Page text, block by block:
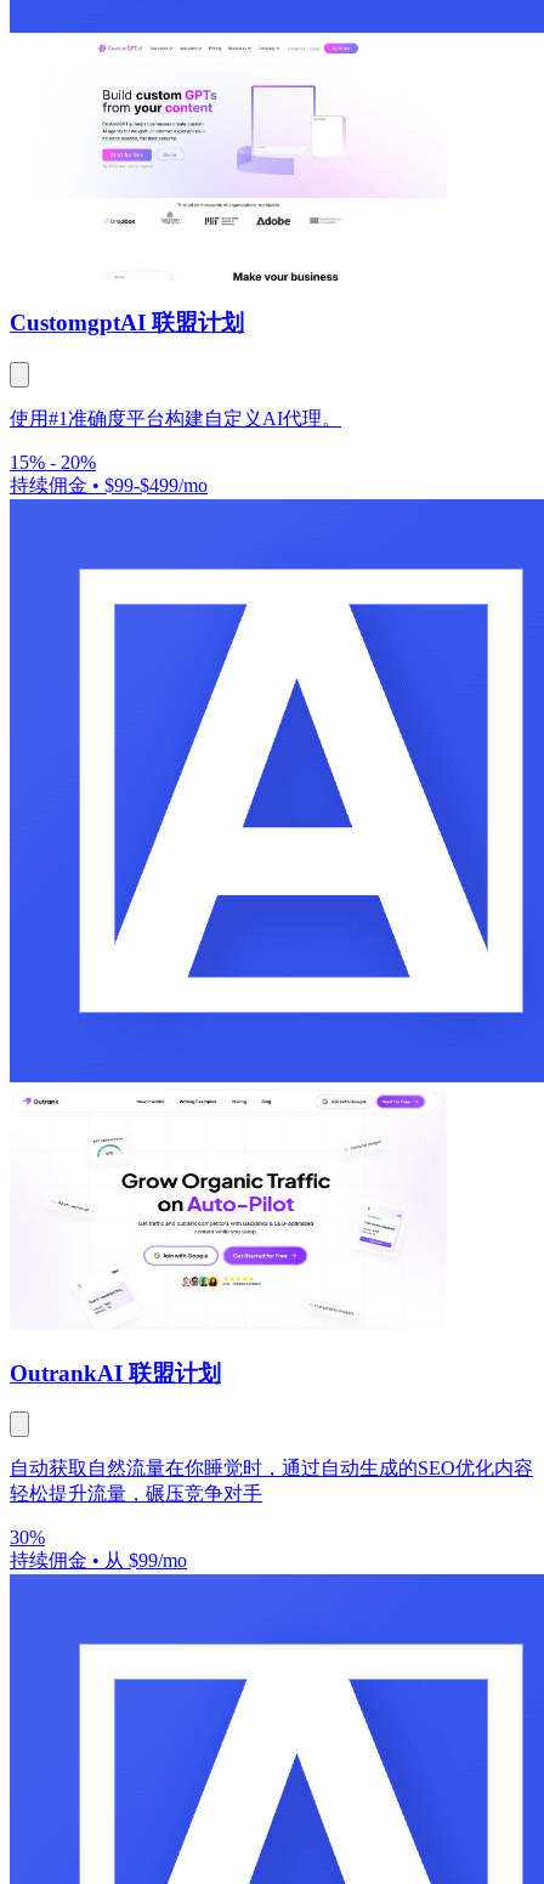
CustomgptAI 联盟计划
使用#1准确度平台构建自定义AI代理。
15% - 20%
持续佣金 • $99-$499/mo
OutrankAI 联盟计划
自动获取自然流量在你睡觉时，通过自动生成的SEO优化内容
轻松提升流量，碾压竞争对手
30%
持续佣金 • 从 $99/mo